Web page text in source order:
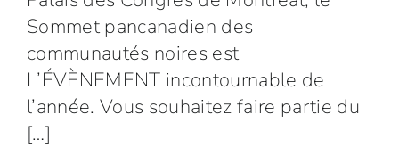
Sommet pancanadien des
communautés noires est
L’ÉVÈNEMENT incontournable de
l’année. Vous souhaitez faire partie du
[…]